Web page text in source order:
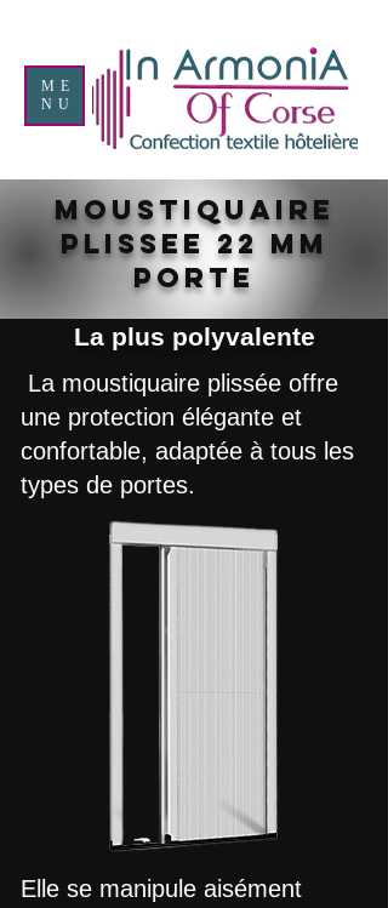
ME
NU
MOUSTIQUAIRE
PLISSEE 22 MM
PORTE
La plus polyvalente
La moustiquaire plissée offre
une protection élégante et
confortable, adaptée à tous les
types de portes.
Elle se manipule aisément